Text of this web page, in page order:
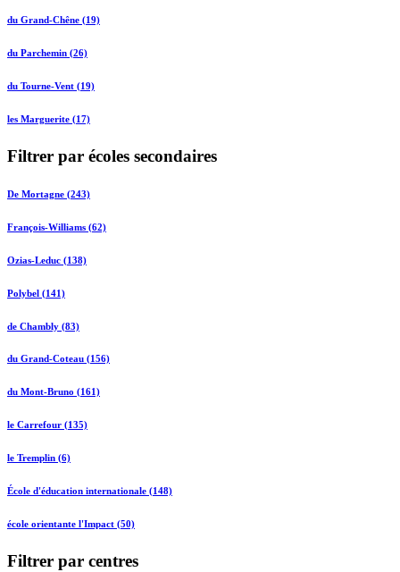
du Grand-Chêne (19)
du Parchemin (26)
du Tourne-Vent (19)
les Marguerite (17)
Filtrer par écoles secondaires
De Mortagne (243)
François-Williams (62)
Ozias-Leduc (138)
Polybel (141)
de Chambly (83)
du Grand-Coteau (156)
du Mont-Bruno (161)
le Carrefour (135)
le Tremplin (6)
École d'éducation internationale (148)
école orientante l'Impact (50)
Filtrer par centres